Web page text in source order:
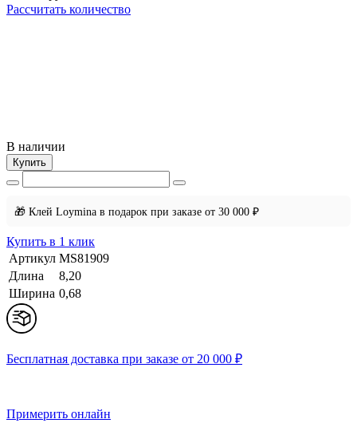
Рассчитать количество
В наличии
Купить
🎁 Клей Loymina в подарок при заказе от 30 000 ₽
Купить в 1 клик
Артикул MS81909
Длина
8,20
Ширина 0,68
Бесплатная доставка при заказе от 20 000 ₽
Примерить онлайн